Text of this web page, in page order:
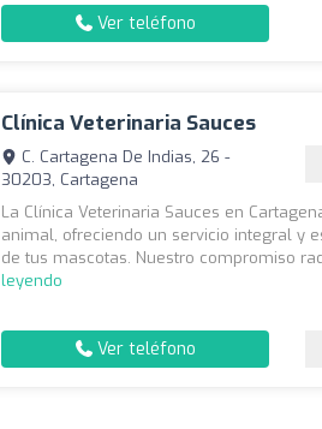
Ver teléfono
Clínica Veterinaria Sauces
C. Cartagena De Indias, 26 -
30203, Cartagena
La Clínica Veterinaria Sauces en
animal, ofreciendo un servicio integral y
de tus mascotas. Nuestro compromiso
leyendo
Ver teléfono